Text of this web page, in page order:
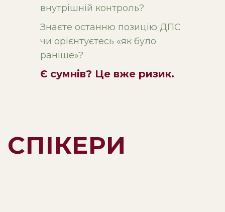
внутрішній контроль?
Знаєте останню позицію ДПС
чи орієнтуєтесь «як було
раніше»?
Є сумнів? Це вже ризик.
СПІКЕРИ